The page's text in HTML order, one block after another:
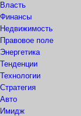
Власть
Финансы
Недвижимость
Правовое поле
Энергетика
Тенденции
Технологии
Стратегия
Авто
Имидж